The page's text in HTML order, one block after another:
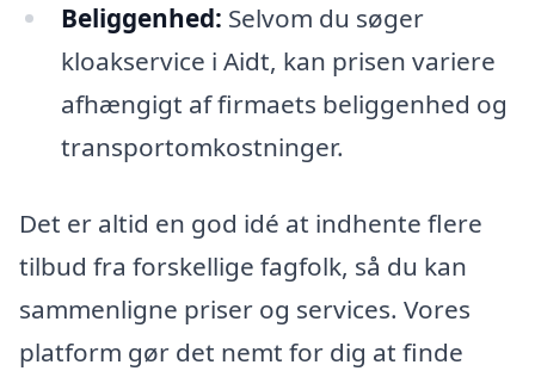
Beliggenhed: Selvom du søger
kloakservice i Aidt, kan prisen variere
afhængigt af firmaets beliggenhed og
transportomkostninger.
Det er altid en god idé at indhente flere
tilbud fra forskellige fagfolk, så du kan
sammenligne priser og services. Vores
platform gør det nemt for dig at finde